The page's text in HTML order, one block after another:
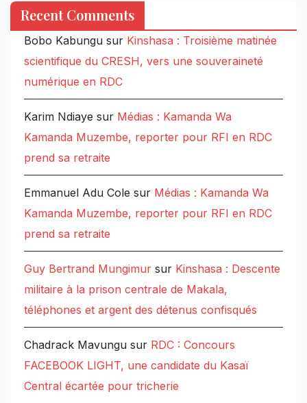
Recent Comments
Bobo Kabungu sur Kinshasa : Troisième matinée
scientifique du CRESH, vers une souveraineté
numérique en RDC
Karim Ndiaye sur Médias : Kamanda Wa
Kamanda Muzembe, reporter pour RFI en RDC
prend sa retraite
Emmanuel Adu Cole sur Médias : Kamanda Wa
Kamanda Muzembe, reporter pour RFI en RDC
prend sa retraite
Guy Bertrand Mungimur sur Kinshasa : Descente
militaire à la prison centrale de Makala,
téléphones et argent des détenus confisqués
Chadrack Mavungu sur RDC : Concours
FACEBOOK LIGHT, une candidate du Kasaï
Central écartée pour tricherie